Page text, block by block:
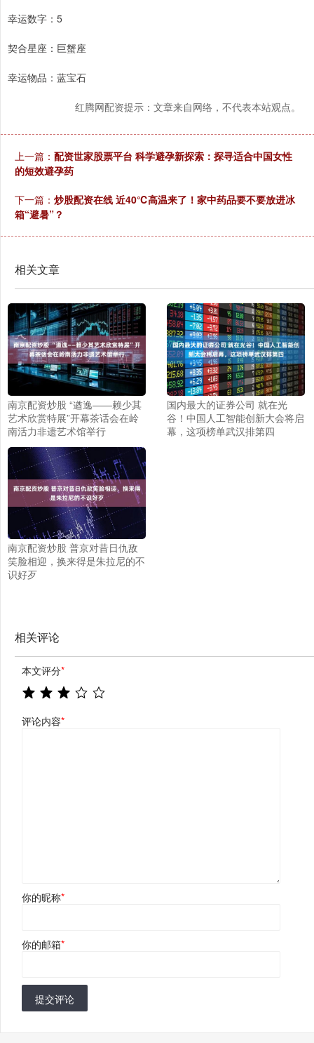
幸运数字：5
契合星座：巨蟹座
幸运物品：蓝宝石
红腾网配资提示：文章来自网络，不代表本站观点。
上一篇： 配资世家股票平台 科学避孕新探索：探寻适合中国女性
的短效避孕药
下一篇： 炒股配资在线 近40℃高温来了！家中药品要不要放进冰
箱“避暑”？
相关文章
南京配资炒股 “遒逸——赖少其
艺术欣赏特展”开幕茶话会在岭
南活力非遗艺术馆举行
国内最大的证券公司 就在光
谷！中国人工智能创新大会将启
幕，这项榜单武汉排第四
南京配资炒股 普京对昔日仇敌
笑脸相迎，换来得是朱拉尼的不
识好歹
相关评论
本文评分*
评论内容*
你的昵称*
你的邮箱*
提交评论